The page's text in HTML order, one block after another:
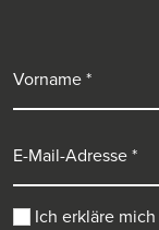
Ich erkläre